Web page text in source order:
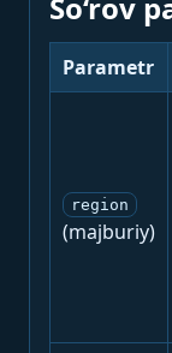
Parametr
region
(majburiy)